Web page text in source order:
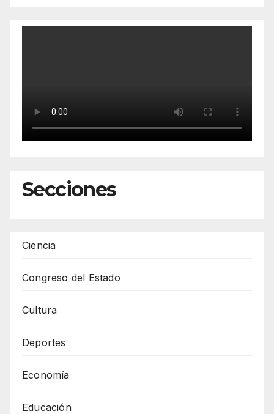
Secciones
Ciencia
Congreso del Estado
Cultura
Deportes
Economía
Educación